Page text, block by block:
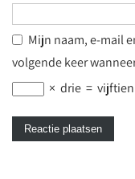
Mijn naam, e-mail
volgende keer
× drie = vijftien